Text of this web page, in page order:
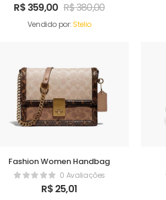
R$359,00 R$380,00
Vendido por:Stelio
Fashion Women Handbag
0 Avaliações
R$25,01